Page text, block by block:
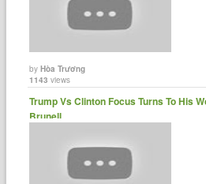
byHòa Trương
1143 views
Trump Vs Clinton Focus Turns To His
Brunell......